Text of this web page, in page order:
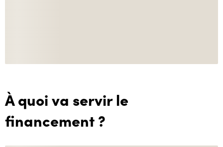
À quoi va servir le
financement ?